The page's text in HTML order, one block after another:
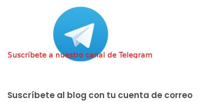
Suscríbete al blog con tu cuenta de correo